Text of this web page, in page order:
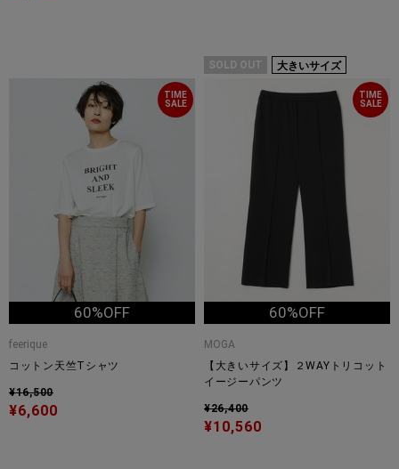
TIME
SALE
60%OFF
feerique
コットン天竺Tシャツ
¥16,500
¥6,600
SOLD OUT 大きいサイズ
TIME
SALE
60%OFF
MOGA
【大きいサイズ】２WAYトリコット
イージーパンツ
¥26,400
¥10,560